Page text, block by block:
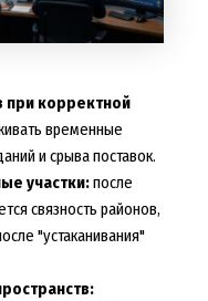
при корректной
временные
и срыва поставок.
участки:после
связность районов,
"устаканивания"